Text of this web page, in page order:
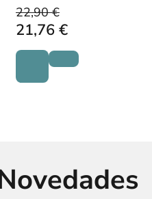
22,90 €
21,76 €